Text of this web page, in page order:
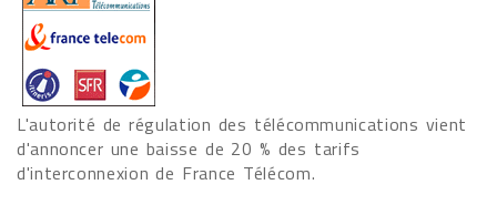
L'autorité de régulation des télécommunications vient
d'annoncer une baisse de 20 % des tarifs
d'interconnexion de France Télécom.